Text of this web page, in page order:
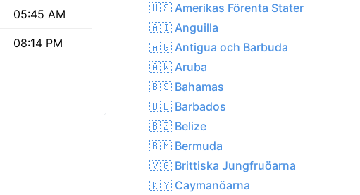
05:45 AM
08:14 PM
🇺🇸 Amerikas Förenta Stater
🇦🇮 Anguilla
🇦🇬 Antigua och Barbuda
🇦🇼 Aruba
🇧🇸 Bahamas
🇧🇧 Barbados
🇧🇿 Belize
🇧🇲 Bermuda
🇻🇬 Brittiska Jungfruöarna
🇰🇾 Caymanöarna